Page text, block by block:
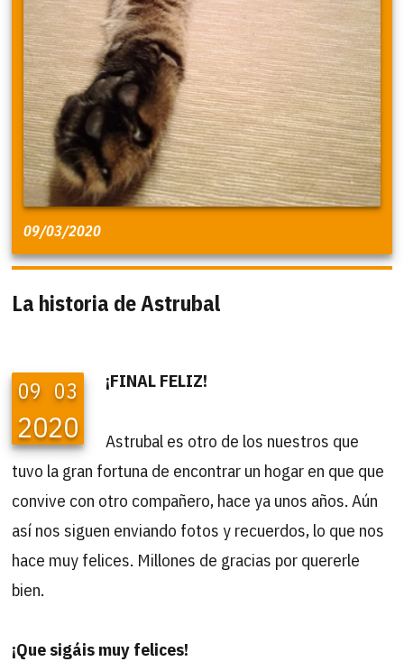
09/03/2020
La historia de Astrubal
09 03
2020
¡FINAL FELIZ!
Astrubal es otro de los nuestros que
tuvo la gran fortuna de encontrar un hogar en que que
convive con otro compañero, hace ya unos años. Aún
así nos siguen enviando fotos y recuerdos, lo que nos
hace muy felices. Millones de gracias por quererle
bien.
¡Que sigáis muy felices!